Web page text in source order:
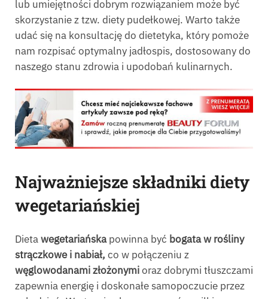
lub umiejętności dobrym rozwiązaniem może być
skorzystanie z tzw. diety pudełkowej. Warto także
udać się na konsultację do dietetyka, który pomoże
nam rozpisać optymalny jadłospis, dostosowany do
naszego stanu zdrowia i upodobań kulinarnych.
Najważniejsze składniki diety
wegetariańskiej
Dietawegetariańskapowinna być bogata w rośliny
strączkowe i nabiał, co w połączeniu z
węglowodanami złożonymioraz dobrymi tłuszczami
zapewnia energię i doskonałe samopoczucie przez